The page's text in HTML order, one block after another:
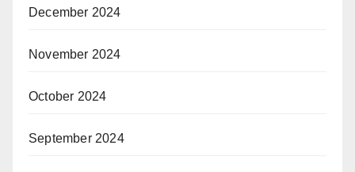
December 2024
November 2024
October 2024
September 2024